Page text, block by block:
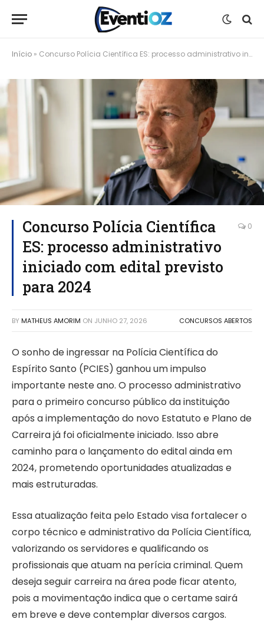
Início » Concurso Polícia Científica ES: processo administrativo iniciado com edital previsto para 2024
Concurso Polícia Científica
ES: processo administrativo
iniciado com edital previsto
para 2024
0
BY MATHEUS AMORIM ON JUNHO 27, 2026 CONCURSOS ABERTOS
O sonho de ingressar na Polícia Científica do
Espírito Santo (PCIES) ganhou um impulso
importante neste ano. O processo administrativo
para o primeiro concurso público da instituição
após a implementação do novo Estatuto e Plano de
Carreira já foi oficialmente iniciado. Isso abre
caminho para o lançamento do edital ainda em
2024, prometendo oportunidades atualizadas e
mais estruturadas.
Essa atualização feita pelo Estado visa fortalecer o
corpo técnico e administrativo da Polícia Científica,
valorizando os servidores e qualificando os
profissionais que atuam na perícia criminal. Quem
deseja seguir carreira na área pode ficar atento,
pois a movimentação indica que o certame sairá
em breve e deve contemplar diversos cargos.